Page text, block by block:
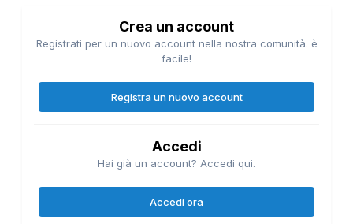
Crea un account
Registrati per un nuovo account nella nostra comunità. è
facile!
Registra un nuovo account
Accedi
Hai già un account? Accedi qui.
Accedi ora